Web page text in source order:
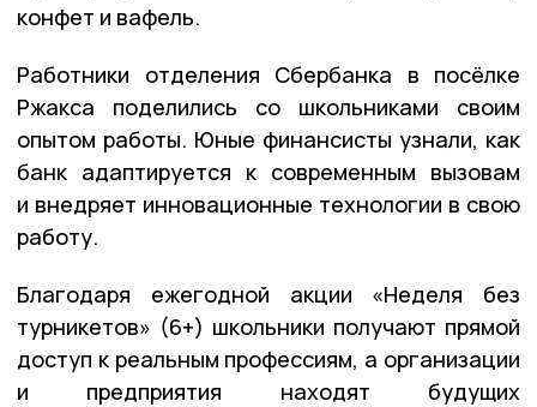
конфет и вафель.
Работники отделения Сбербанка в посёлке
Ржакса поделились со школьниками своим
опытом работы. Юные финансисты узнали, как
банк адаптируется к современным вызовам
и внедряет инновационные технологии в свою
работу.
Благодаря ежегодной акции «Неделя без
турникетов» (6+) школьники получают прямой
доступ к реальным профессиям, а организации
и предприятия находят будущих